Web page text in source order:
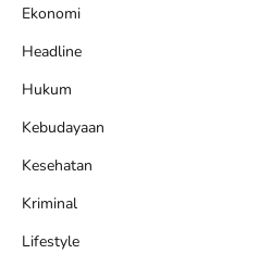
Ekonomi
Headline
Hukum
Kebudayaan
Kesehatan
Kriminal
Lifestyle